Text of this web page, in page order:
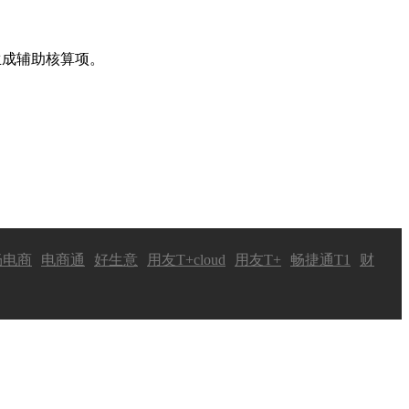
辅助核算项。
商 电商通 好生意 用友T+cloud 用友T+ 畅捷通T1
财